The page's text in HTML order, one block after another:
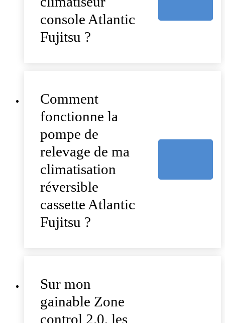
console Atlantic
Fujitsu ?
Comment
fonctionne la
pompe de
relevage de ma
climatisation
réversible
cassette Atlantic
Fujitsu ?
Sur mon
gainable Zone
control 2.0, les